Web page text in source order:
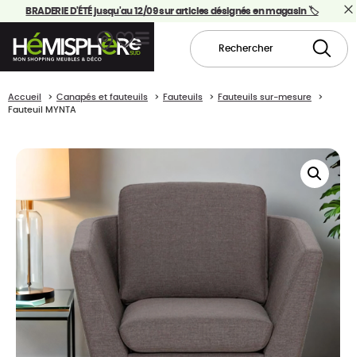
BRADERIE D'ÉTÉ jusqu'au 12/09 sur articles désignés en magasin 🏷️
Accueil Canapés et fauteuils Fauteuils
Fauteuils sur-mesure
Fauteuil MYNTA